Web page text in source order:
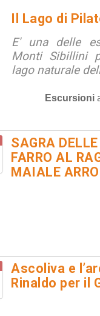
Il Lago di
E' una delle
Monti Sibillini
lago naturale
Escursioni
SAGRA
FARRO AL
MAIALE
Ascoliva e
Rinaldo per il